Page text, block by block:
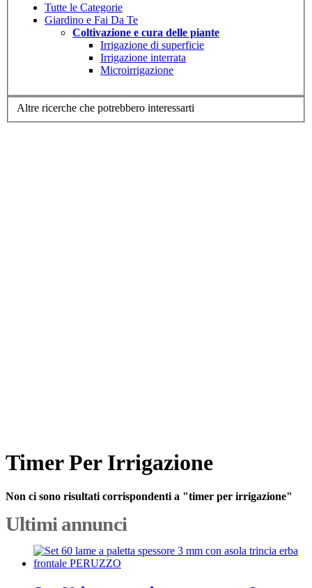
Tutte le Categorie
Giardino e Fai Da Te
Coltivazione e cura delle piante
Irrigazione di superficie
Irrigazione interrata
Microirrigazione
Altre ricerche che potrebbero interessarti
Timer Per Irrigazione
Non ci sono risultati corrispondenti a "timer per irrigazione"
Ultimi annunci